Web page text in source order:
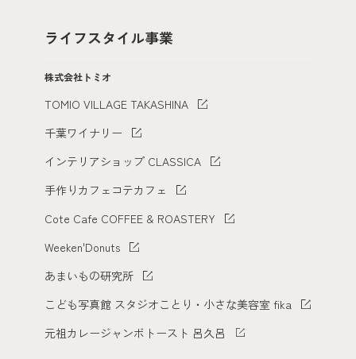
ライフスタイル事業
株式会社トミオ
TOMIO VILLAGE TAKASHINA
千葉ワイナリー
インテリアショップ CLASSICA
手作りカフェコテカフェ
Cote Cafe COFFEE & ROASTERY
Weeken'Donuts
あまいもの研究所
こども写真館 スタジオことり・小さな美容室 fika
元祖カレージャンボトースト 呂久呂